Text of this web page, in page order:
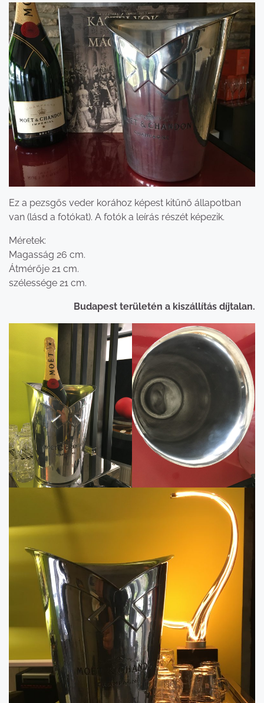
Ez a pezsgős veder korához képest kitűnő állapotban
van (lásd a fotókat). A fotók a leírás részét képezik.
Méretek:
Magasság 26 cm.
Átmérője 21 cm.
szélessége 21 cm.
Budapest területén a kiszállítás díjtalan.